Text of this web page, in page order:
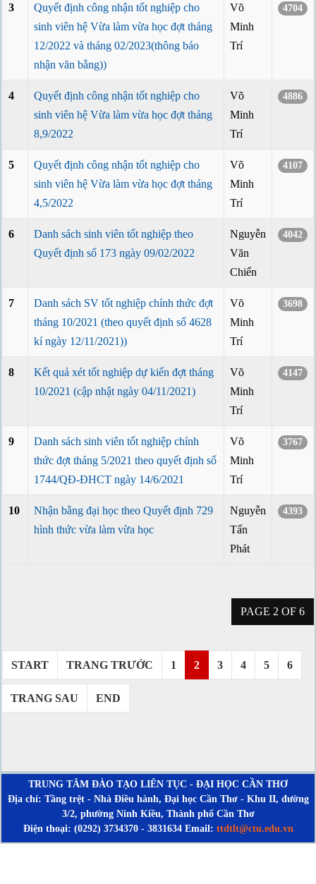
3
Quyết định công nhận tốt nghiệp cho
sinh viên hệ Vừa làm vừa học đợt tháng
12/2022 và tháng 02/2023(thông báo
nhận văn bằng))
Võ
Minh
Trí
4704
4
Quyết định công nhận tốt nghiệp cho
sinh viên hệ Vừa làm vừa học đợt tháng
8,9/2022
Võ
Minh
Trí
4886
5
Quyết định công nhận tốt nghiệp cho
sinh viên hệ Vừa làm vừa học đợt tháng
4,5/2022
Võ
Minh
Trí
4107
6
Danh sách sinh viên tốt nghiệp theo
Quyết định số 173 ngày 09/02/2022
Nguyễn
Văn
Chiến
4042
7
Danh sách SV tốt nghiệp chính thức đợt
tháng 10/2021 (theo quyết định số 4628
kí ngày 12/11/2021))
Võ
Minh
Trí
3698
8
Kết quả xét tốt nghiệp dự kiến đợt tháng
10/2021 (cập nhật ngày 04/11/2021)
Võ
Minh
Trí
4147
9
Danh sách sinh viên tốt nghiệp chính
thức đợt tháng 5/2021 theo quyết định số
1744/QĐ-ĐHCT ngày 14/6/2021
Võ
Minh
Trí
3767
10
Nhận bằng đại học theo Quyết định 729
hình thức vừa làm vừa học
Nguyễn
Tấn
Phát
4393
PAGE 2 OF 6
START TRANG TRƯỚC 1 2 3 4 5 6
TRANG SAU END
TRUNG TÂM ĐÀO TẠO LIÊN TỤC - ĐẠI HỌC CẦN THƠ
Địa chỉ: Tầng trệt - Nhà Điều hành, Đại học Cần Thơ - Khu II, đường
3/2, phường Ninh Kiều, Thành phố Cần Thơ
Điện thoại: (0292) 3734370 - 3831634 Email: ttdtlt@ctu.edu.vn